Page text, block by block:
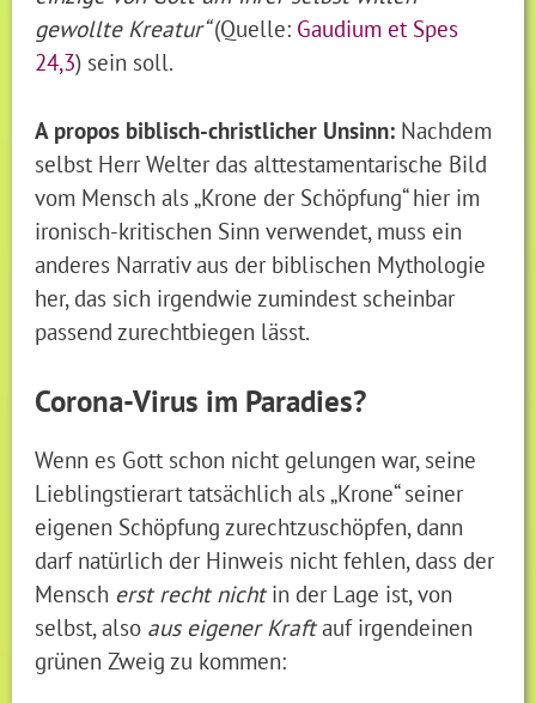
gewollte Kreatur“(Quelle: Gaudium et Spes
24,3) sein soll.
A propos biblisch-christlicher Unsinn: Nachdem
selbst Herr Welter das alttestamentarische Bild
vom Mensch als „Krone der Schöpfung“ hier im
ironisch-kritischen Sinn verwendet, muss ein
anderes Narrativ aus der biblischen Mythologie
her, das sich irgendwie zumindest scheinbar
passend zurechtbiegen lässt.
Corona-Virus im Paradies?
Wenn es Gott schon nicht gelungen war, seine
Lieblingstierart tatsächlich als „Krone“ seiner
eigenen Schöpfung zurechtzuschöpfen, dann
darf natürlich der Hinweis nicht fehlen, dass der
Mensch erst recht nichtin der Lage ist, von
selbst, also aus eigener Kraftauf irgendeinen
grünen Zweig zu kommen: